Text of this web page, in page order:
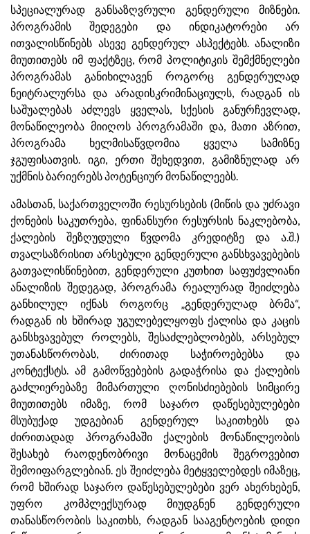
სპეციალურად განსაზღვრული გენდერული მიზნები.
პროგრამის შედეგები და ინდიკატორები არ
ითვალისწინებს ასევე გენდერულ ასპექტებს. ანალიზი
მიუთითებს იმ ფაქტზეც, რომ პოლიტიკის შემქმნელები
პროგრამას განიხილავენ როგორც გენდერულად
ნეიტრალურსა და არადისკრიმინაციულს, რადგან ის
საშუალებას აძლევს ყველას, სქესის განურჩევლად,
მონაწილეობა მიიღოს პროგრამაში და, მათი აზრით,
პროგრამა ხელმისაწვდომია ყველა სამიზნე
ჯგუფისათვის. იგი, ერთი შეხედვით, გამიზნულად არ
უქმნის ბარიერებს პოტენციურ მონაწილეებს.
ამასთან, საქართველოში რესურსების (მიწის და უძრავი
ქონების საკუთრება, ფინანსური რესურსის ნაკლებობა,
ქალების შეზღუდული წვდომა კრედიტზე და ა.შ.)
თვალსაზრისით არსებული გენდერული განსხვავებების
გათვალისწინებით, გენდერული კუთხით საფუძვლიანი
ანალიზის შედეგად, პროგრამა რეალურად შეიძლება
განხილულ იქნას როგორც „გენდერულად ბრმა“,
რადგან ის ხშირად უგულებელყოფს ქალისა და კაცის
განსხვავებულ როლებს, შესაძლებლობებს, არსებულ
უთანასწორობას, ძირითად საჭიროებებსა და
კონტექსტს. ამ გამოწვებების გადაჭრისა და ქალების
გაძლიერებაზე მიმართული ღონისძიებების სიმცირე
მიუთითებს იმაზე, რომ საჯარო დაწესებულებები
მსუბუქად უდგებიან გენდერულ საკითხებს და
ძირითადად პროგრამაში ქალების მონაწილეობის
შესახებ რაოდენობრივი მონაცემის შეგროვებით
შემოიფარგლებიან. ეს შეიძლება მეტყველებდეს იმაზეც,
რომ ხშირად საჯარო დაწესებულებები ვერ ახერხებენ,
უფრო კომპლექსურად მიუდგნენ გენდერული
თანასწორობის საკითხს, რადგან სააგენტოების დიდი